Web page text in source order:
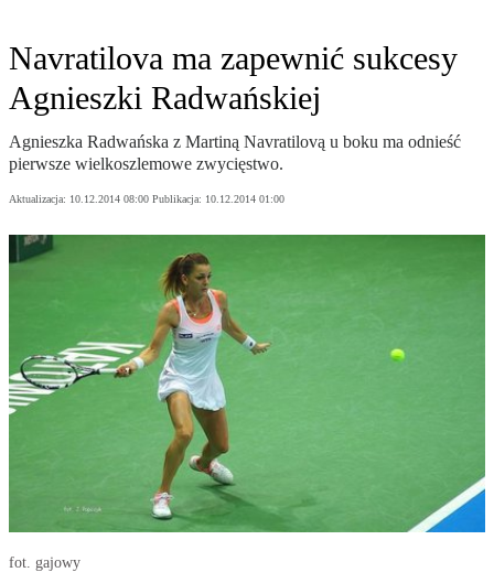
Navratilova ma zapewnić sukcesy
Agnieszki Radwańskiej
Agnieszka Radwańska z Martiną Navratilovą u boku ma odnieść
pierwsze wielkoszlemowe zwycięstwo.
Aktualizacja: 10.12.2014 08:00 Publikacja: 10.12.2014 01:00
fot. gajowy